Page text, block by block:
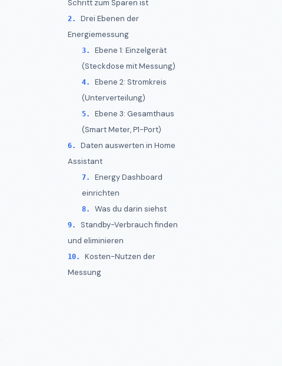
Schritt zum Sparen ist
Drei Ebenen der
Energiemessung
Ebene 1: Einzelgerät
(Steckdose mit Messung)
Ebene 2: Stromkreis
(Unterverteilung)
Ebene 3: Gesamthaus
(Smart Meter, P1-Port)
Daten auswerten in Home
Assistant
Energy Dashboard
einrichten
Was du darin siehst
Standby-Verbrauch finden
und eliminieren
Kosten-Nutzen der
Messung